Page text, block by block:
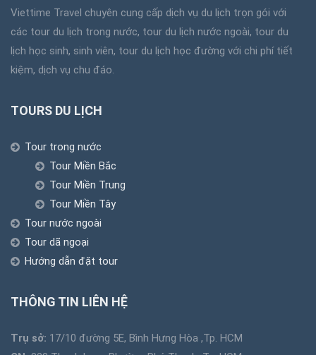
Viettime Travel chuyên cung cấp dịch vụ du lịch trọn gói với
các tour du lịch trong nước, tour du lịch nước ngoài, tour du
lịch học sinh, sinh viên, tour du lịch học đường với chi phí tiết
kiệm, dịch vụ chu đáo.
TOURS DU LỊCH
Tour trong nước
Tour Miền Bắc
Tour Miền Trung
Tour Miền Tây
Tour nước ngoài
Tour dã ngoại
Hướng dẫn đặt tour
THÔNG TIN LIÊN HỆ
Trụ sở: 17/10 đường 5E, Bình Hưng Hòa ,Tp. HCM